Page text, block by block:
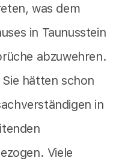
was dem
in Taunusstein
abzuwehren.
Sie hätten schon
in
Viele